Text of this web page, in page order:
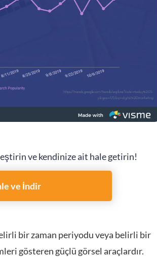
ve kendinize ait hale getirin!
ve İndir
bir zaman periyodu veya belirli bir
gösteren güçlü görsel araçlardır.